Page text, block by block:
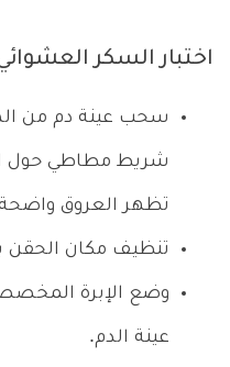
اختبار السكر
سحب عينة دم من
شريط مطاطي حول
تظهر العروق
تنظيف مكان الحقن
وضع الإبرة
عينة الدم.